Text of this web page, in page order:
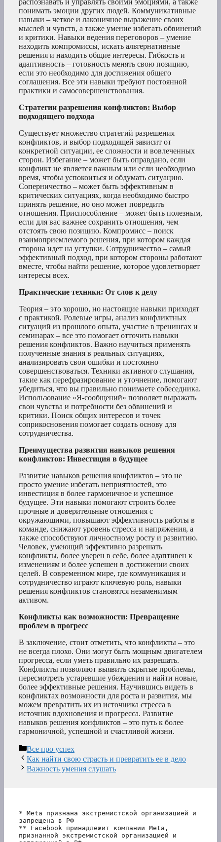
распознавать и управлять своими эмоциями, а также
понимать эмоции других людей. Коммуникативные
навыки – четкое и лаконичное выражение своих
мыслей и чувств, а также умение избегать обвинений
и критики. Навыки ведения переговоров – умение
находить компромиссы, искать альтернативные
решения и находить общие интересы. Гибкость и
адаптивность – готовность менять свою позицию,
если это необходимо для достижения общего
соглашения. Все эти навыки требуют постоянной
практики и самосовершенствования.
Стратегии разрешения конфликтов: Выбор
подходящего подхода
Существует множество стратегий разрешения
конфликтов, и выбор подходящей зависит от
конкретной ситуации, ее сложности и вовлеченных
сторон. Избегание – может быть оправдано, если
конфликт не является важным или если необходимо
время, чтобы успокоиться и обдумать ситуацию.
Соперничество – может быть эффективным в
критических ситуациях, когда необходимо быстро
принять решение, но оно может повредить
отношения. Приспособление – может быть полезным,
если для вас важнее сохранить отношения, чем
отстоять свою позицию. Компромисс – поиск
взаимоприемлемого решения, при котором каждая
сторона идет на уступки. Сотрудничество – самый
эффективный подход, при котором стороны работают
вместе, чтобы найти решение, которое удовлетворяет
интересы всех.
Практические техники: От слов к делу
Теория – это хорошо, но настоящие навыки приходят
с практикой. Ролевые игры, анализ конфликтных
ситуаций из прошлого опыта, участие в тренингах и
семинарах – все это помогает отточить навыки
решения конфликтов. Важно научиться применять
полученные знания в реальных ситуациях,
анализировать свои ошибки и постоянно
совершенствоваться. Техники активного слушания,
такие как перефразирование и уточнение, помогают
убедиться, что вы правильно понимаете собеседника.
Использование «Я-сообщений» позволяет выражать
свои чувства и потребности без обвинений и
критики. Поиск общих интересов и точек
соприкосновения помогает создать основу для
сотрудничества.
Преимущества развития навыков решения
конфликтов: Инвестиция в будущее
Развитие навыков решения конфликтов – это не
просто умение избегать неприятностей, это
инвестиция в более гармоничное и успешное
будущее. Эти навыки помогают строить более
прочные и доверительные отношения с
окружающими, повышают эффективность работы в
команде, снижают уровень стресса и напряжения, а
также способствуют личностному росту и развитию.
Человек, умеющий эффективно разрешать
конфликты, более уверен в себе, более адаптивен к
изменениям и более успешен в достижении своих
целей. В современном мире, где коммуникация и
сотрудничество играют ключевую роль, навыки
решения конфликтов становятся незаменимым
активом.
Конфликты как возможности: Превращение
проблем в прогресс
В заключение, стоит отметить, что конфликты – это
не всегда плохо. Они могут быть мощным двигателем
прогресса, если уметь правильно их разрешать.
Конфликты позволяют выявить скрытые проблемы,
пересмотреть устаревшие убеждения и найти новые,
более эффективные решения. Научившись видеть в
конфликтах возможности для роста и развития, мы
можем превратить их из источника стресса в
источник вдохновения и прогресса. Развитие
навыков решения конфликтов – это путь к более
гармоничной, успешной и счастливой жизни.
Рубрики
Все про успех
Как найти свою страсть и превратить ее в дело
Важность умения слушать
* Meta признана экстремистской организацией и
запрещена в РФ
** Facebook принадлежит компании Meta,
признанной экстремистской организацией и